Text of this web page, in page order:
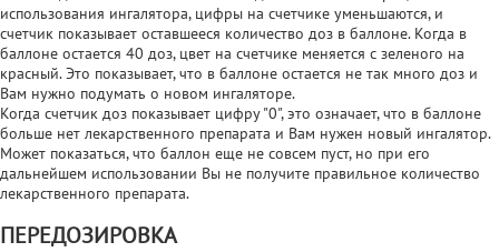
использования ингалятора, цифры на счетчике уменьшаются, и
счетчик показывает оставшееся количество доз в баллоне. Когда в
баллоне остается 40 доз, цвет на счетчике меняется с зеленого на
красный. Это показывает, что в баллоне остается не так много доз и
Вам нужно подумать о новом ингаляторе.
Когда счетчик доз показывает цифру "0", это означает, что в баллоне
больше нет лекарственного препарата и Вам нужен новый ингалятор.
Может показаться, что баллон еще не совсем пуст, но при его
дальнейшем использовании Вы не получите правильное количество
лекарственного препарата.
ПЕРЕДОЗИРОВКА